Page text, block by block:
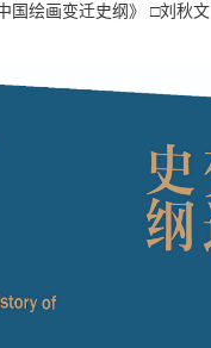
绘画变迁史纲》 □刘秋文